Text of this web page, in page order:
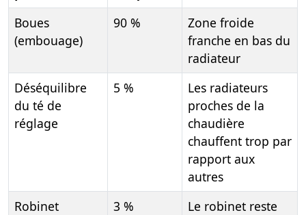
Boues
(embouage)
90 %
Zone froide
franche en bas du
radiateur
Déséquilibre
du té de
réglage
5 %
Les radiateurs
proches de la
chaudière
chauffent trop par
rapport aux
autres
Robinet
3 %
Le robinet reste